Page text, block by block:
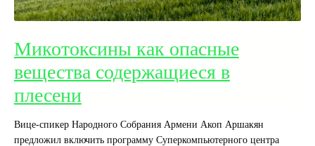
Микотоксины как опасные
вещества содержащиеся в
плесени
Вице-спикер Народного Собрания Армени Акоп Аршакян
предложил включить программу Суперкомпьютерного центра